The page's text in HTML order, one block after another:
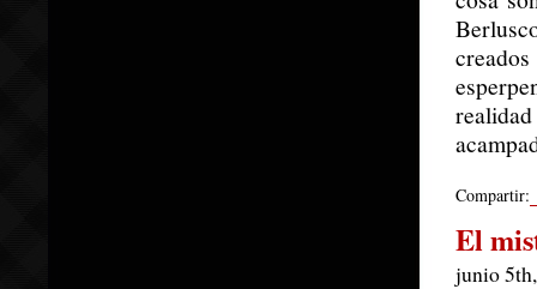
Compartir:
El
junio